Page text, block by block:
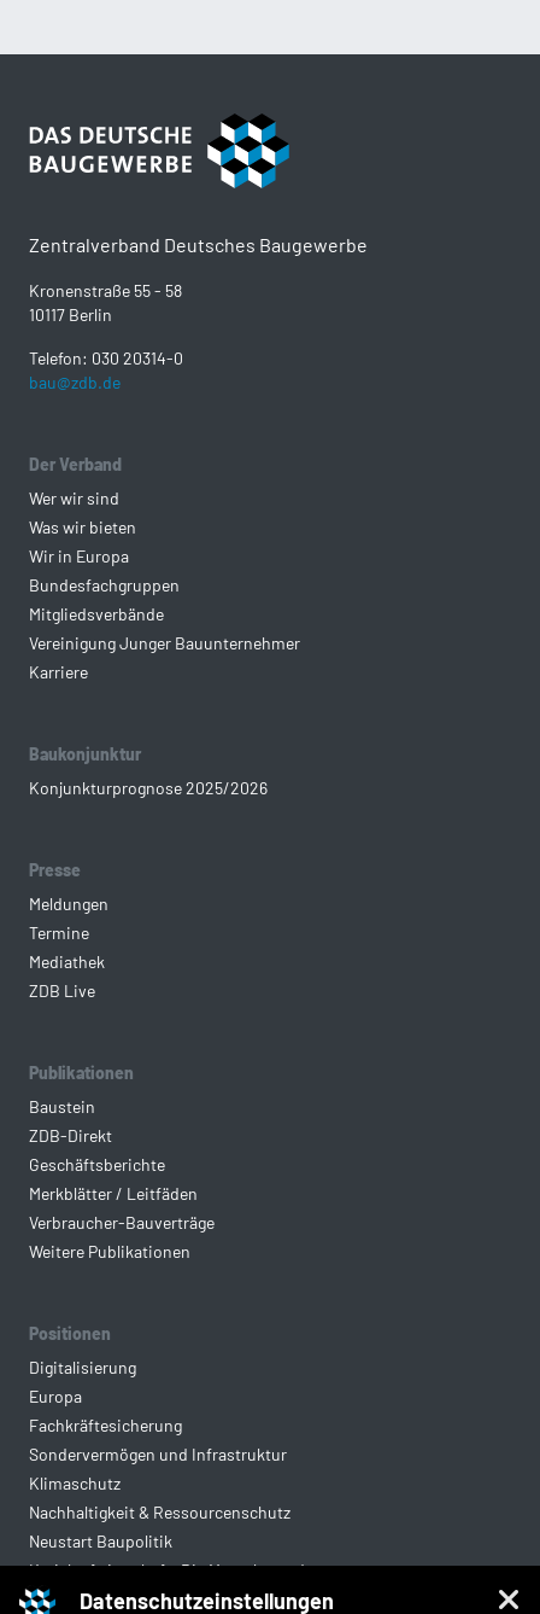
Datenschutzeinstellungen
Zentralverband Deutsches Baugewerbe
Kronenstraße 55 - 58
10117 Berlin
Telefon: 030 20314-0
bau@zdb.de
Der Verband
Wer wir sind
Was wir bieten
Wir in Europa
Bundesfachgruppen
Mitgliedsverbände
Vereinigung Junger Bauunternehmer
Karriere
Baukonjunktur
Konjunkturprognose 2025/2026
Presse
Meldungen
Termine
Mediathek
ZDB Live
Publikationen
Baustein
ZDB-Direkt
Geschäftsberichte
Merkblätter / Leitfäden
Verbraucher-Bauverträge
Weitere Publikationen
Positionen
Digitalisierung
Europa
Fachkräftesicherung
Sondervermögen und Infrastruktur
Klimaschutz
Nachhaltigkeit & Ressourcenschutz
Neustart Baupolitik
Kreislaufwirtschaft: Die Mantelverordnung
Mittelstandsgerechte Vergabe